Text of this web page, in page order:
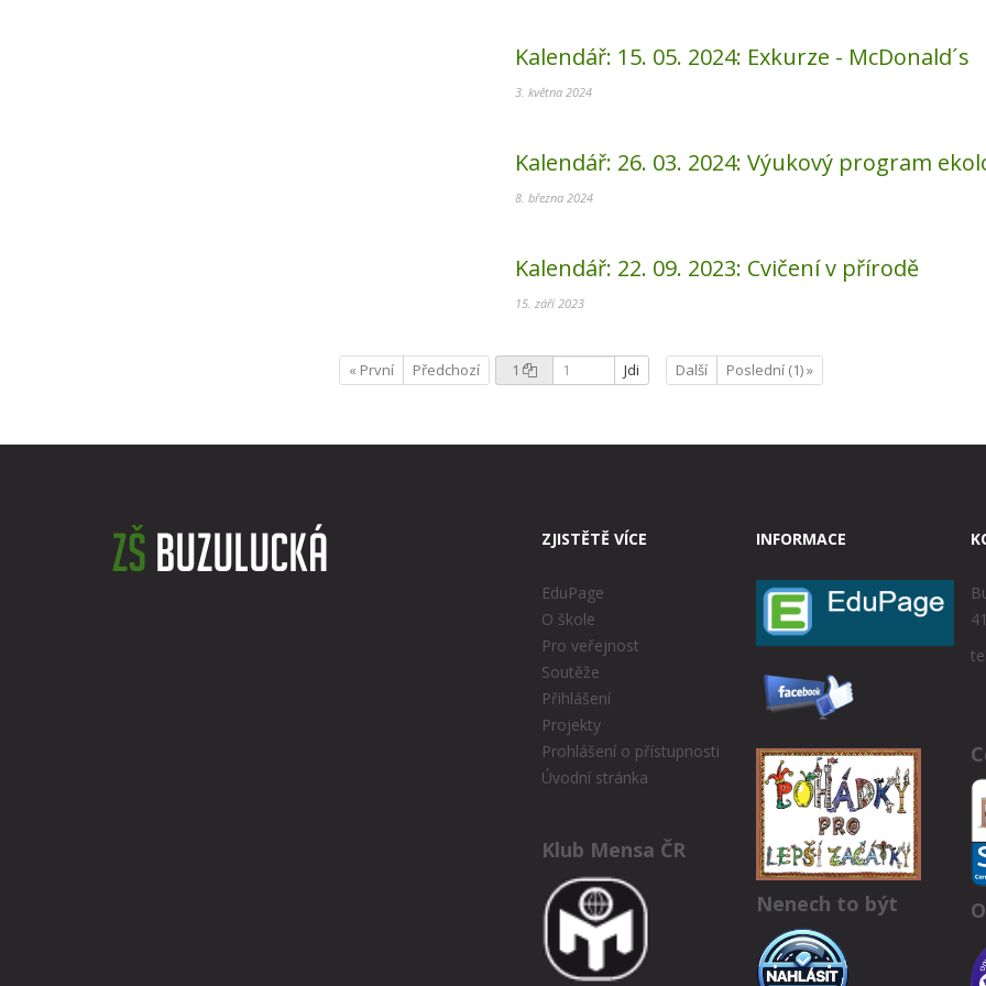
Kalendář: 15. 05. 2024: Exkurze - McDonald´s
3. května 2024
Kalendář: 26. 03. 2024: Výukový program
8. března 2024
Kalendář: 22. 09. 2023: Cvičení v přírodě
15. září 2023
« První Předchozí 1 Jdi Další Poslední (1) »
ZJISTĚTĚ VÍCE
EduPage
O škole
Pro veřejnost
Soutěže
Přihlášení
Projekty
Prohlášení o přístupnosti
Úvodní stránka
Klub Mensa ČR
INFORMACE
Nenech to být